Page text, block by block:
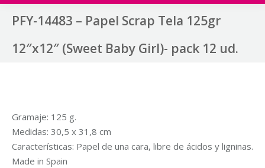
PFY-14483 – Papel Scrap Tela 125gr
12″x12″ (Sweet Baby Girl)- pack 12 ud.
Gramaje: 125 g.
Medidas: 30,5 x 31,8 cm
Características: Papel de una cara, libre de ácidos y ligninas.
Made in Spain